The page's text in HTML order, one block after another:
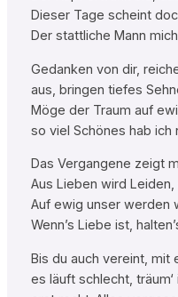
Dieser Tage scheint
Der stattliche Mann
Gedanken von dir,
aus, bringen tiefes
Möge der Traum auf
so viel Schönes hab ich
Das Vergangene zeigt
Aus Lieben wird
Auf ewig unser werden
Wenn’s Liebe ist,
Bis du auch vereint, mit
es läuft schlecht,